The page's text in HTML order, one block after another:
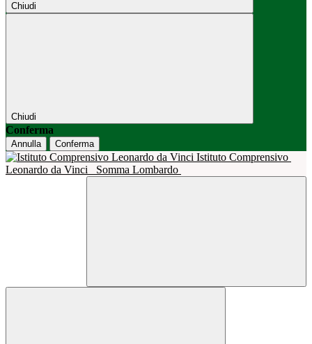
Chiudi
Chiudi
Conferma
Annulla Conferma
Istituto Comprensivo
Leonardo da Vinci
Somma Lombardo